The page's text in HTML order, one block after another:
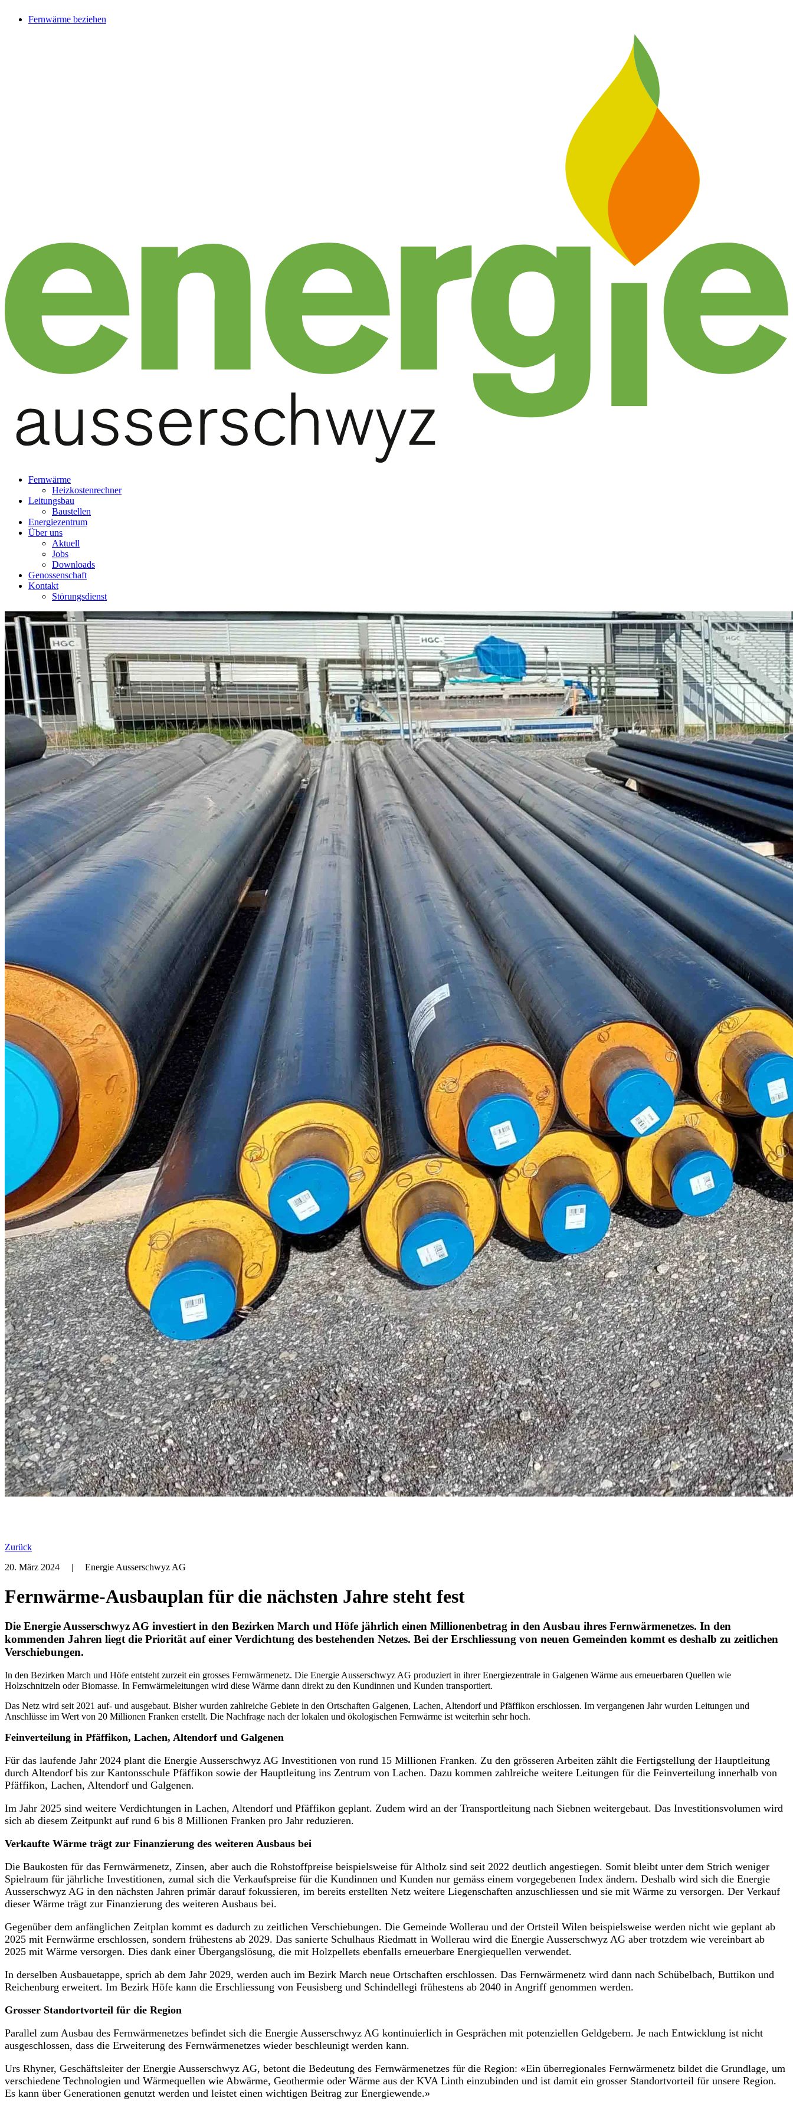
Fernwärme beziehen
Fernwärme
Heizkostenrechner
Leitungsbau
Baustellen
Energiezentrum
Über uns
Aktuell
Jobs
Downloads
Genossenschaft
Kontakt
Störungsdienst
Zurück
20. März 2024
| Energie Ausserschwyz AG
Fernwärme-Ausbauplan für die nächsten Jahre steht fest
Die Energie Ausserschwyz AG investiert in den Bezirken March und Höfe jährlich einen Millionenbetrag in den Ausbau ihres Fernwärmenetzes. In den
kommenden Jahren liegt die Priorität auf einer Verdichtung des bestehenden Netzes. Bei der Erschliessung von neuen Gemeinden kommt es deshalb zu zeitlichen
Verschiebungen.
In den Bezirken March und Höfe entsteht zurzeit ein grosses Fernwärmenetz. Die Energie Ausserschwyz AG produziert in ihrer Energiezentrale in Galgenen Wärme aus erneuerbaren Quellen wie
Holzschnitzeln oder Biomasse. In Fernwärmeleitungen wird diese Wärme dann direkt zu den Kundinnen und Kunden transportiert.
Das Netz wird seit 2021 auf- und ausgebaut. Bisher wurden zahlreiche Gebiete in den Ortschaften Galgenen, Lachen, Altendorf und Pfäffikon erschlossen. Im vergangenen Jahr wurden Leitungen und
Anschlüsse im Wert von 20 Millionen Franken erstellt. Die Nachfrage nach der lokalen und ökologischen Fernwärme ist weiterhin sehr hoch.
Feinverteilung in Pfäffikon, Lachen, Altendorf und Galgenen
Für das laufende Jahr 2024 plant die Energie Ausserschwyz AG Investitionen von rund 15 Millionen Franken. Zu den grösseren Arbeiten zählt die Fertigstellung der Hauptleitung
durch Altendorf bis zur Kantonsschule Pfäffikon sowie der Hauptleitung ins Zentrum von Lachen. Dazu kommen zahlreiche weitere Leitungen für die Feinverteilung innerhalb von
Pfäffikon, Lachen, Altendorf und Galgenen.
Im Jahr 2025 sind weitere Verdichtungen in Lachen, Altendorf und Pfäffikon geplant. Zudem wird an der Transportleitung nach Siebnen weitergebaut. Das Investitionsvolumen wird
sich ab diesem Zeitpunkt auf rund 6 bis 8 Millionen Franken pro Jahr reduzieren.
Verkaufte Wärme trägt zur Finanzierung des weiteren Ausbaus bei
Die Baukosten für das Fernwärmenetz, Zinsen, aber auch die Rohstoffpreise beispielsweise für Altholz sind seit 2022 deutlich angestiegen. Somit bleibt unter dem Strich weniger
Spielraum für jährliche Investitionen, zumal sich die Verkaufspreise für die Kundinnen und Kunden nur gemäss einem vorgegebenen Index ändern. Deshalb wird sich die Energie
Ausserschwyz AG in den nächsten Jahren primär darauf fokussieren, im bereits erstellten Netz weitere Liegenschaften anzuschliessen und sie mit Wärme zu versorgen. Der Verkauf
dieser Wärme trägt zur Finanzierung des weiteren Ausbaus bei.
Gegenüber dem anfänglichen Zeitplan kommt es dadurch zu zeitlichen Verschiebungen. Die Gemeinde Wollerau und der Ortsteil Wilen beispielsweise werden nicht wie geplant ab
2025 mit Fernwärme erschlossen, sondern frühestens ab 2029. Das sanierte Schulhaus Riedmatt in Wollerau wird die Energie Ausserschwyz AG aber trotzdem wie vereinbart ab
2025 mit Wärme versorgen. Dies dank einer Übergangslösung, die mit Holzpellets ebenfalls erneuerbare Energiequellen verwendet.
In derselben Ausbauetappe, sprich ab dem Jahr 2029, werden auch im Bezirk March neue Ortschaften erschlossen. Das Fernwärmenetz wird dann nach Schübelbach, Buttikon und
Reichenburg erweitert. Im Bezirk Höfe kann die Erschliessung von Feusisberg und Schindellegi frühestens ab 2040 in Angriff genommen werden.
Grosser Standortvorteil für die Region
Parallel zum Ausbau des Fernwärmenetzes befindet sich die Energie Ausserschwyz AG kontinuierlich in Gesprächen mit potenziellen Geldgebern. Je nach Entwicklung ist nicht
ausgeschlossen, dass die Erweiterung des Fernwärmenetzes wieder beschleunigt werden kann.
Urs Rhyner, Geschäftsleiter der Energie Ausserschwyz AG, betont die Bedeutung des Fernwärmenetzes für die Region: «Ein überregionales Fernwärmenetz bildet die Grundlage, um
verschiedene Technologien und Wärmequellen wie Abwärme, Geothermie oder Wärme aus der KVA Linth einzubinden und ist damit ein grosser Standortvorteil für unsere Region.
Es kann über Generationen genutzt werden und leistet einen wichtigen Beitrag zur Energiewende.»